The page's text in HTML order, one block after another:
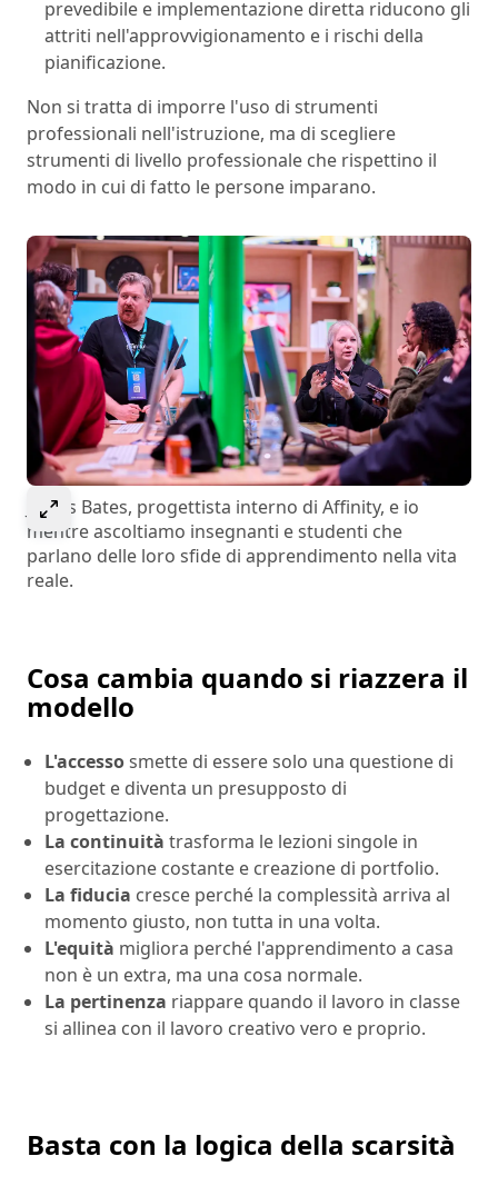
prevedibile e implementazione diretta riducono gli
attriti nell'approvvigionamento e i rischi della
pianificazione.
Non si tratta di imporre l'uso di strumenti
professionali nell'istruzione, ma di scegliere
strumenti di livello professionale che rispettino il
modo in cui di fatto le persone imparano.
Select to expand image
James Bates, progettista interno di Affinity, e io
mentre ascoltiamo insegnanti e studenti che
parlano delle loro sfide di apprendimento nella vita
reale.
Cosa cambia quando si riazzera il
modello
L'accessosmette di essere solo una questione di
budget e diventa un presupposto di
progettazione.
La continuità trasforma le lezioni singole in
esercitazione costante e creazione di portfolio.
La fiducia cresce perché la complessità arriva al
momento giusto, non tutta in una volta.
L'equità migliora perché l'apprendimento a casa
non è un extra, ma una cosa normale.
La pertinenza riappare quando il lavoro in classe
si allinea con il lavoro creativo vero e proprio.
Basta con la logica della scarsità